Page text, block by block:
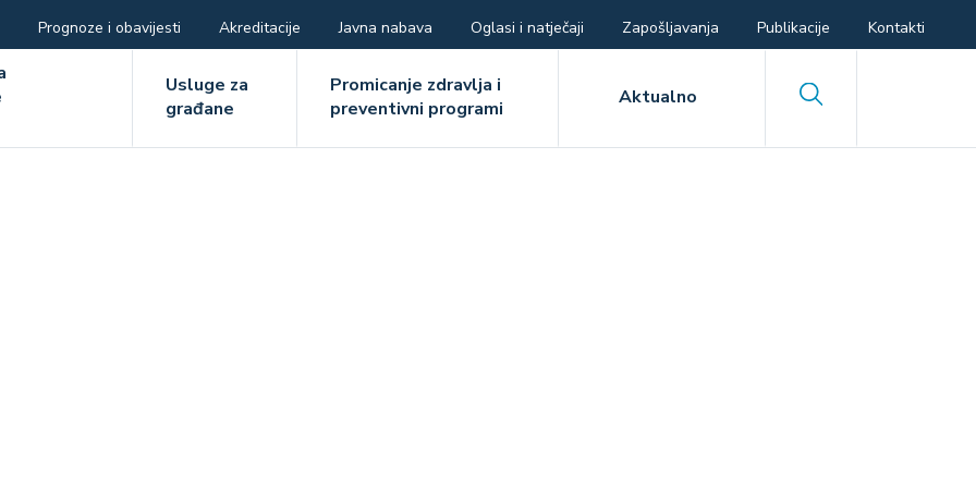
Prognoze i obavijesti Akreditacije Javna nabava Oglasi i natječaji Zapošljavanja Publikacije Kontakti
Usluge za
građane
Promicanje zdravlja i
preventivni programi
Aktualno Search